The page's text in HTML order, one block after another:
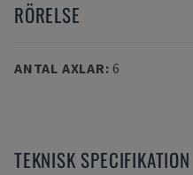
RÖRELSE
ANTAL AXLAR: 6
TEKNISK SPECIFIKATION